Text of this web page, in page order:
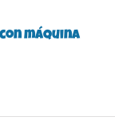
máquina